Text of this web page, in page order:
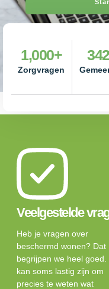
Zorgvragen
1,000+ 342
Veelgestelde
Heb je vragen over
beschermd wonen? Dat
begrijpen we heel goed.
kan soms lastig zijn om
precies te weten wat